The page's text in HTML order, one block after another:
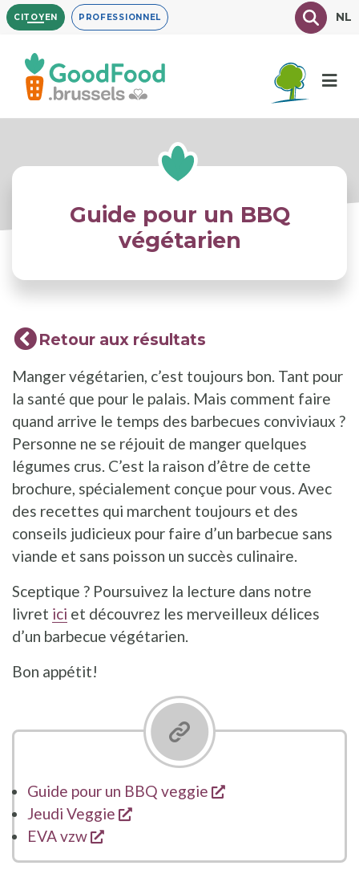
Aller
au
contenu
principal
CITOYEN PROFESSIONNEL TexteNL
Guide pour un BBQ
végétarien
Retour aux résultats
Manger végétarien, c’est toujours bon. Tant pour
la santé que pour le palais. Mais comment faire
quand arrive le temps des barbecues conviviaux ?
Personne ne se réjouit de manger quelques
légumes crus. C’est la raison d’être de cette
brochure, spécialement conçue pour vous. Avec
des recettes qui marchent toujours et des
conseils judicieux pour faire d’un barbecue sans
viande et sans poisson un succès culinaire.
Sceptique ? Poursuivez la lecture dans notre
livret ici et découvrez les merveilleux délices
d’un barbecue végétarien.
Bon appétit!
Guide pour un BBQ veggie
s'ouvre dans une
Jeudi Veggie
s'ouvre dans une nouvelle
EVA vzw
s'ouvre dans une nouvelle fenêtre